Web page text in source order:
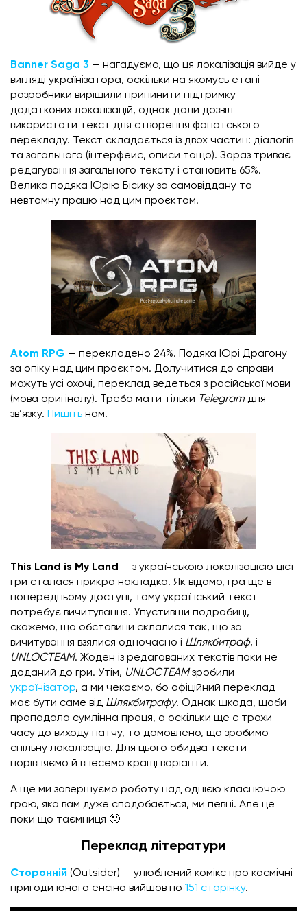
Banner Saga 3 — нагадуємо, що ця локалізація вийде у
вигляді українізатора, оскільки на якомусь етапі
розробники вирішили припинити підтримку
додаткових локалізацій, однак дали дозвіл
використати текст для створення фанатського
перекладу. Текст складається із двох частин: діалогів
та загального (інтерфейс, описи тощо). Зараз триває
редагування загального тексту і становить 65%.
Велика подяка Юрію Бісику за самовіддану та
невтомну працю над цим проєктом.
Atom RPG — перекладено 24%. Подяка Юрі Драгону
за опіку над цим проєктом. Долучитися до справи
можуть усі охочі, переклад ведеться з російської мови
(мова оригіналу). Треба мати тільки Telegram для
зв’язку. Пишіть нам!
This Land is My Land — з українською локалізацією цієї
гри сталася прикра накладка. Як відомо, гра ще в
попередньому доступі, тому український текст
потребує вичитування. Упустивши подробиці,
скажемо, що обставини склалися так, що за
вичитування взялися одночасно і Шлякбитраф, і
UNLOCTEAM. Жоден із редагованих текстів поки не
доданий до гри. Утім, UNLOCTEAMзробили
українізатор, а ми чекаємо, бо офіційний переклад
має бути саме від Шлякбитрафу. Однак шкода, щоби
пропадала сумлінна праця, а оскільки ще є трохи
часу до виходу патчу, то домовлено, що зробимо
спільну локалізацію. Для цього обидва тексти
порівняємо й внесемо кращі варіанти.
А ще ми завершуємо роботу над однією класнючою
грою, яка вам дуже сподобається, ми певні. Але це
поки що таємниця 🙂
Переклад літератури
Сторонній (Outsider) — улюблений комікс про космічні
пригоди юного енсіна вийшов по 151 сторінку.